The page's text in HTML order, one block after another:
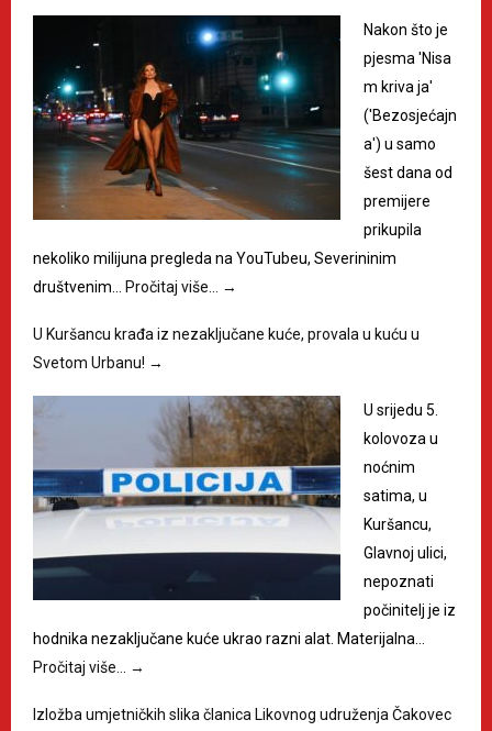
Nakon što je
pjesma 'Nisa
m kriva ja'
('Bezosjećajn
a') u samo
šest dana od
premijere
prikupila
nekoliko milijuna pregleda na YouTubeu, Severininim
društvenim…
Pročitaj više… →
U Kuršancu krađa iz nezaključane kuće, provala u kuću u
Svetom Urbanu! →
U srijedu 5.
kolovoza u
noćnim
satima, u
Kuršancu,
Glavnoj ulici,
nepoznati
počinitelj je iz
hodnika nezaključane kuće ukrao razni alat. Materijalna…
Pročitaj više…
→
Izložba umjetničkih slika članica Likovnog udruženja Čakovec